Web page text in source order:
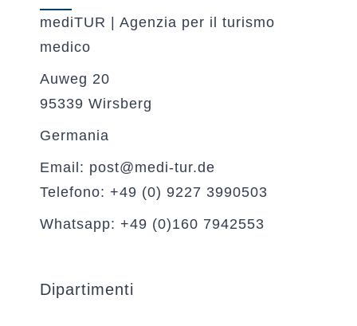
mediTUR | Agenzia per il turismo
medico
Auweg 20
95339 Wirsberg
Germania
Email: post@medi-tur.de
Telefono: +49 (0) 9227 3990503
Whatsapp: +49 (0)160 7942553
Dipartimenti